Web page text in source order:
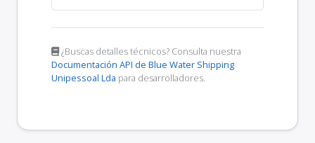
¿Buscas detalles técnicos? Consulta nuestra
Documentación API de Blue Water Shipping
Unipessoal Lda para desarrolladores.